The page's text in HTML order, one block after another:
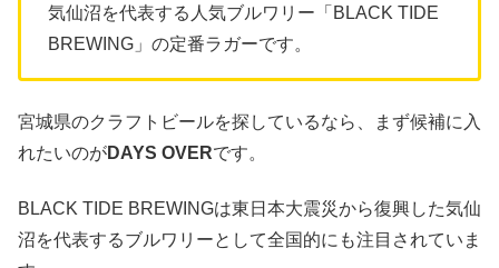
気仙沼を代表する人気ブルワリー「BLACK TIDE
BREWING」の定番ラガーです。
宮城県のクラフトビールを探しているなら、まず候補に入
れたいのがDAYS OVERです。
BLACK TIDE BREWINGは東日本大震災から復興した気仙
沼を代表するブルワリーとして全国的にも注目されていま